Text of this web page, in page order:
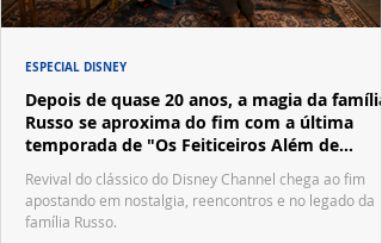
Depois de quase 20 anos, a magia da família
Russo se aproxima do fim com a última
temporada de "Os Feiticeiros Além de
Waverly Place"
Revival do clássico do Disney Channel chega ao fim
apostando em nostalgia, reencontros e no legado da
família Russo.
ESPECIAL DISNEY